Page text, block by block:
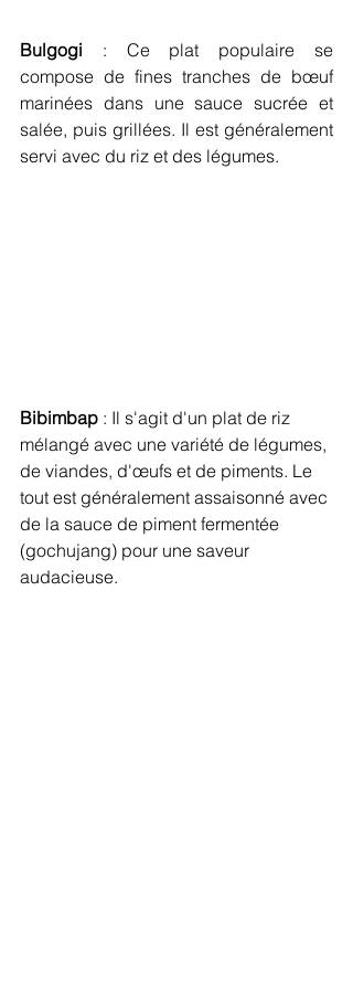
Bulgogi : Ce plat populaire se
compose de fines tranches de bœuf
marinées dans une sauce sucrée et
salée, puis grillées. Il est généralement
servi avec du riz et des légumes.
Bibimbap : Il s'agit d'un plat de riz
mélangé avec une variété de légumes,
de viandes, d'œufs et de piments. Le
tout est généralement assaisonné avec
de la sauce de piment fermentée
(gochujang) pour une saveur
audacieuse.